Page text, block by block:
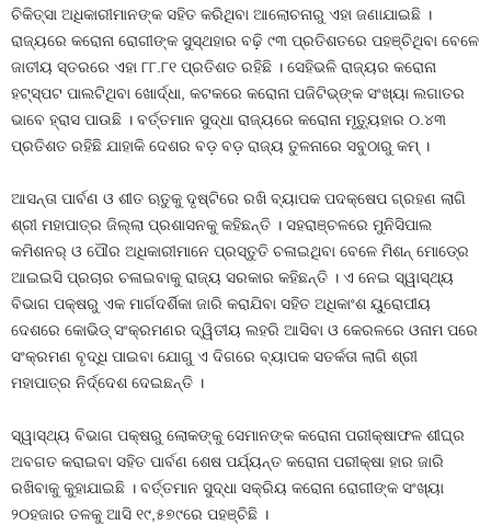
ଚିକିତ୍ସା ଅଧିକାରୀମାନଙ୍କ ସହିତ କରିଥିବା ଆଲୋଚନାରୁ ଏହା ଜଣାଯାଇଛି ।
ରାଜ୍ୟରେ କରୋନା ରୋଗୀଙ୍କ ସୁସ୍ଥହାର ବଢ଼ି ୯୩ ପ୍ରତିଶତରେ ପହଞ୍ଚିଥିବା ବେଳେ
ଜାତୀୟ ସ୍ତରରେ ଏହା ୮୮.୮୧ ପ୍ରତିଶତ ରହିଛି । ସେହିଭଳି ରାଜ୍ୟର କରୋନା
ହଟ୍‍ସ୍ପଟ ପାଲଟିଥିବା ଖୋର୍ଦ୍ଧା, କଟକରେ କରୋନା ପଜିଟିଭ୍‍ଙ୍କ ସଂଖ୍ୟା ଲଗାତର
ଭାବେ ହ୍ରାସ ପାଉଛି । ବର୍ତ୍ତମାନ ସୁଦ୍ଧା ରାଜ୍ୟରେ କରୋନା ମୃତ୍ୟୁହାର ୦.୪୩
ପ୍ରତିଶତ ରହିଛି ଯାହାକି ଦେଶର ବଡ଼ ବଡ଼ ରାଜ୍ୟ ତୁଳନାରେ ସବୁଠାରୁ କମ୍‍ ।
ଆସନ୍ତା ପାର୍ବଣ ଓ ଶୀତ ଋତୁକୁ ଦୃଷ୍ଟିରେ ରଖି ବ୍ୟାପକ ପଦକ୍ଷେପ ଗ୍ରହଣ ଲାଗି
ଶ୍ରୀ ମହାପାତ୍ର ଜିଲ୍ଲା ପ୍ରଶାସନକୁ କହିଛନ୍ତି । ସହରାଞ୍ଚଳରେ ମୁନିସିପାଲ
କମିଶନର୍‍ ଓ ପୌର ଅଧିକାରୀମାନେ ପ୍ରସ୍ତୁତି ଚଳାଇଥିବା ବେଳେ ମିଶନ୍‍ ମୋଡ୍‍ରେ
ଆଇଇସି ପ୍ରଚାର ଚଳାଇବାକୁ ରାଜ୍ୟ ସରକାର କହିଛନ୍ତି । ଏ ନେଇ ସ୍ୱାସ୍ଥ୍ୟ
ବିଭାଗ ପକ୍ଷରୁ ଏକ ମାର୍ଗଦର୍ଶିକା ଜାରି କରାଯିବା ସହିତ ଅଧିକାଂଶ ୟୁରୋପୀୟ
ଦେଶରେ କୋଭିଡ୍‍ ସଂକ୍ରମଣର ଦ୍ୱିତୀୟ ଲହରି ଆସିବା ଓ କେରଳରେ ଓନାମ ପରେ
ସଂକ୍ରମଣ ବୃଦ୍ଧି ପାଇବା ଯୋଗୁ ଏ ଦିଗରେ ବ୍ୟାପକ ସତର୍କତା ଲାଗି ଶ୍ରୀ
ମହାପାତ୍ର ନିର୍ଦ୍ଦେଶ ଦେଇଛନ୍ତି ।
ସ୍ୱାସ୍ଥ୍ୟ ବିଭାଗ ପକ୍ଷରୁ ଲୋକଙ୍କୁ ସେମାନଙ୍କ କରୋନା ପରୀକ୍ଷାଫଳ ଶୀଘ୍ର
ଅବଗତ କରାଇବା ସହିତ ପାର୍ବଣ ଶେଷ ପର୍ଯ୍ୟନ୍ତ କରୋନା ପରୀକ୍ଷା ହାର ଜାରି
ରଖିବାକୁ କୁହାଯାଇଛି । ବର୍ତ୍ତମାନ ସୁଦ୍ଧା ସକ୍ରିୟ କରୋନା ରୋଗୀଙ୍କ ସଂଖ୍ୟା
୨୦ହଜାର ତଳକୁ ଆସି ୧୯,୫୭୯ରେ ପହଞ୍ଚିଛି ।